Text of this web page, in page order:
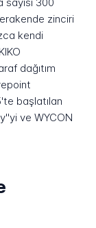
zinciri
kendi
dağıtım
başlatılan
ve WYCON